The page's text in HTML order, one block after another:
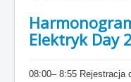
Elektryk Day
08:00– 8:55 Rejestracja